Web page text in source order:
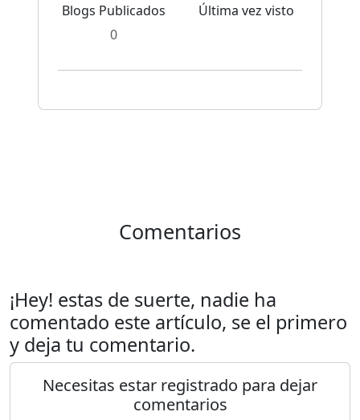
Blogs Publicados
0
Última vez visto
Comentarios
¡Hey! estas de suerte, nadie ha
comentado este artículo, se el primero
y deja tu comentario.
Necesitas estar registrado para dejar
comentarios